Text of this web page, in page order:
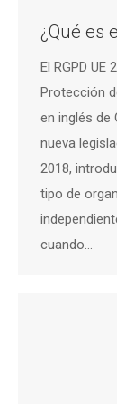
¿Qué es
El RGPD
Protección
en inglés de
nueva
2018,
tipo de
cuando…